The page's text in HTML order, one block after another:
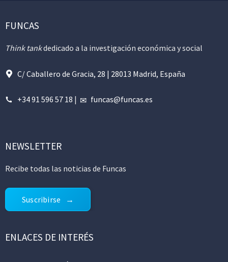
FUNCAS
Think tankdedicado a la investigación económica y social
C/ Caballero de Gracia, 28 | 28013 Madrid, España
+34 91 596 57 18 | funcas@funcas.es
NEWSLETTER
Recibe todas las noticias de Funcas
Suscribirse
ENLACES DE INTERÉS